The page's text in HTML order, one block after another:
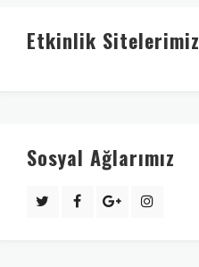
Etkinlik Sitelerimiz
Sosyal Ağlarımız